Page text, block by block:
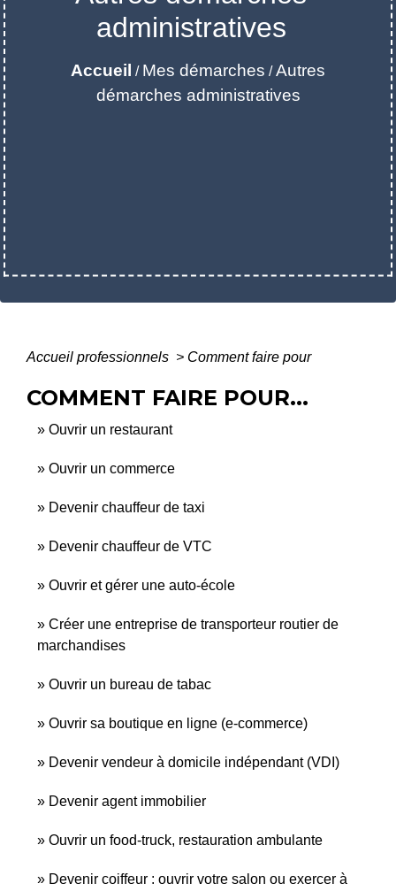
administratives
Accueil / Mes démarches /Autres
démarches administratives
Accueil professionnels > Comment faire pour
COMMENT FAIRE POUR...
Ouvrir un restaurant
Ouvrir un commerce
Devenir chauffeur de taxi
Devenir chauffeur de VTC
Ouvrir et gérer une auto-école
Créer une entreprise de transporteur routier de
marchandises
Ouvrir un bureau de tabac
Ouvrir sa boutique en ligne (e-commerce)
Devenir vendeur à domicile indépendant (VDI)
Devenir agent immobilier
Ouvrir un food-truck, restauration ambulante
Devenir coiffeur : ouvrir votre salon ou exercer à